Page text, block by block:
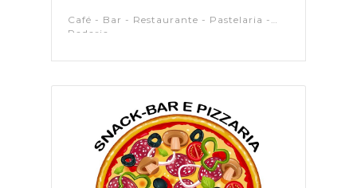
Café - Bar - Restaurante - Pastelaria -
Padaria